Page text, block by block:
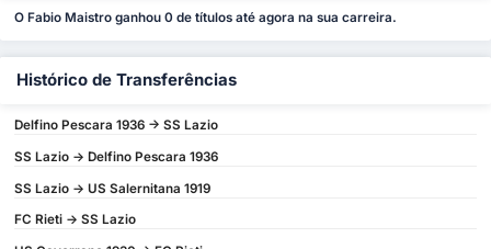
O Fabio Maistro ganhou 0 de títulos até agora na sua carreira.
Histórico de Transferências
Delfino Pescara 1936 -> SS Lazio
SS Lazio -> Delfino Pescara 1936
SS Lazio -> US Salernitana 1919
FC Rieti -> SS Lazio